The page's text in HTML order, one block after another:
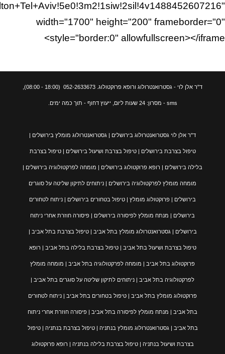
width="1700" height="200" frameborder="0"
style="border:0" allowfullscreen></iframe>
ד"ר אלן לוי - גסטרואנטרולוג ורופא פרוקטולוג. 052-2633673 (18:00 - 08:00),
sms - מסרון: 24 שעות ליום, ייעוץ דחוף - תוך כמה ימים.
ד"ר אלן לוי גסטרואנטרולוג בירושלים | גסטרואנטרולוג מומלץ בירושלים |
טיפול בצרבת בירושלים | טיפול בצרבת ושיעול בירושלים | טיפול בצרבת
בלילה בירושלים | רופא פרוקטולוג בירושלים | מומחה לפרקטולוגיה בירושלים |
מומחה מומלץ לפרקטולוגיה בירושלים | ניתוחים לתיקון שליטה על סוגרים
בירושלים | פרוקטולוג מומלץ | טיפול בטחורים בירושלים | ניתוח לטחורים
בירושלים | מנתח מומלץ לפיסורה בירושלים | פיסורה חוזרת אחרי ניתוח
בירושלים | גסטרואנטרולוג מומלץ בתל אביב | טיפול בצרבת בתל אביב |
טיפול בצרבת ושיעול בתל אביב | טיפול בצרבת בלילה בתל אביב | רופא
פרוקטולוג בתל אביב | מומחה לפרקטולוגיה בתל אביב | מומחה מומלץ
לפרקטולוגיה בתל אביב | ניתוחים לתיקון שליטה על סוגרים בתל אביב |
פרוקטולוג מומלץ בתל אביב | טיפול בטחורים בתל אביב | ניתוח לטחורים
בתל אביב | מנתח מומלץ לפיסורה בתל אביב | פיסורה חוזרת אחרי ניתוח
בתל אביב | גסטרואנטרולוג מומלץ בנתניה | טיפול בצרבת בנתניה | טיפול
בצרבת ושיעול בנתניה | טיפול בצרבת בלילה בנתניה | רופא פרוקטולוג